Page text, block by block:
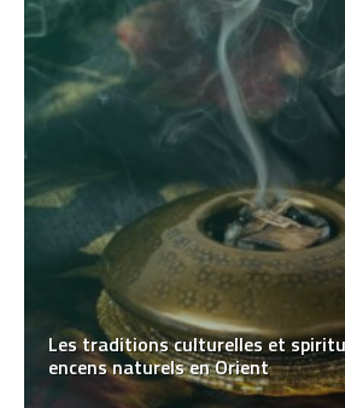
Les traditions culturelles et
encens naturels en Orient